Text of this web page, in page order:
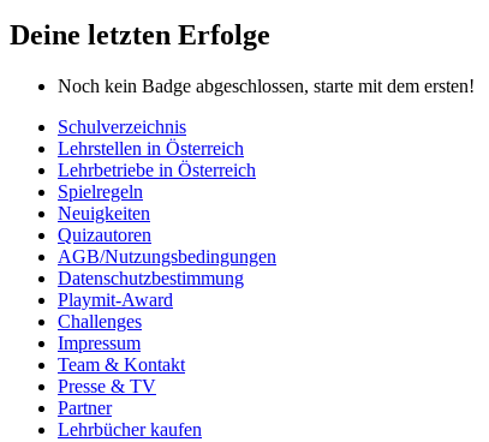
Deine letzten Erfolge
Noch kein Badge abgeschlossen, starte mit dem ersten!
Schulverzeichnis
Lehrstellen in Österreich
Lehrbetriebe in Österreich
Spielregeln
Neuigkeiten
Quizautoren
AGB/Nutzungsbedingungen
Datenschutzbestimmung
Playmit-Award
Challenges
Impressum
Team & Kontakt
Presse & TV
Partner
Lehrbücher kaufen